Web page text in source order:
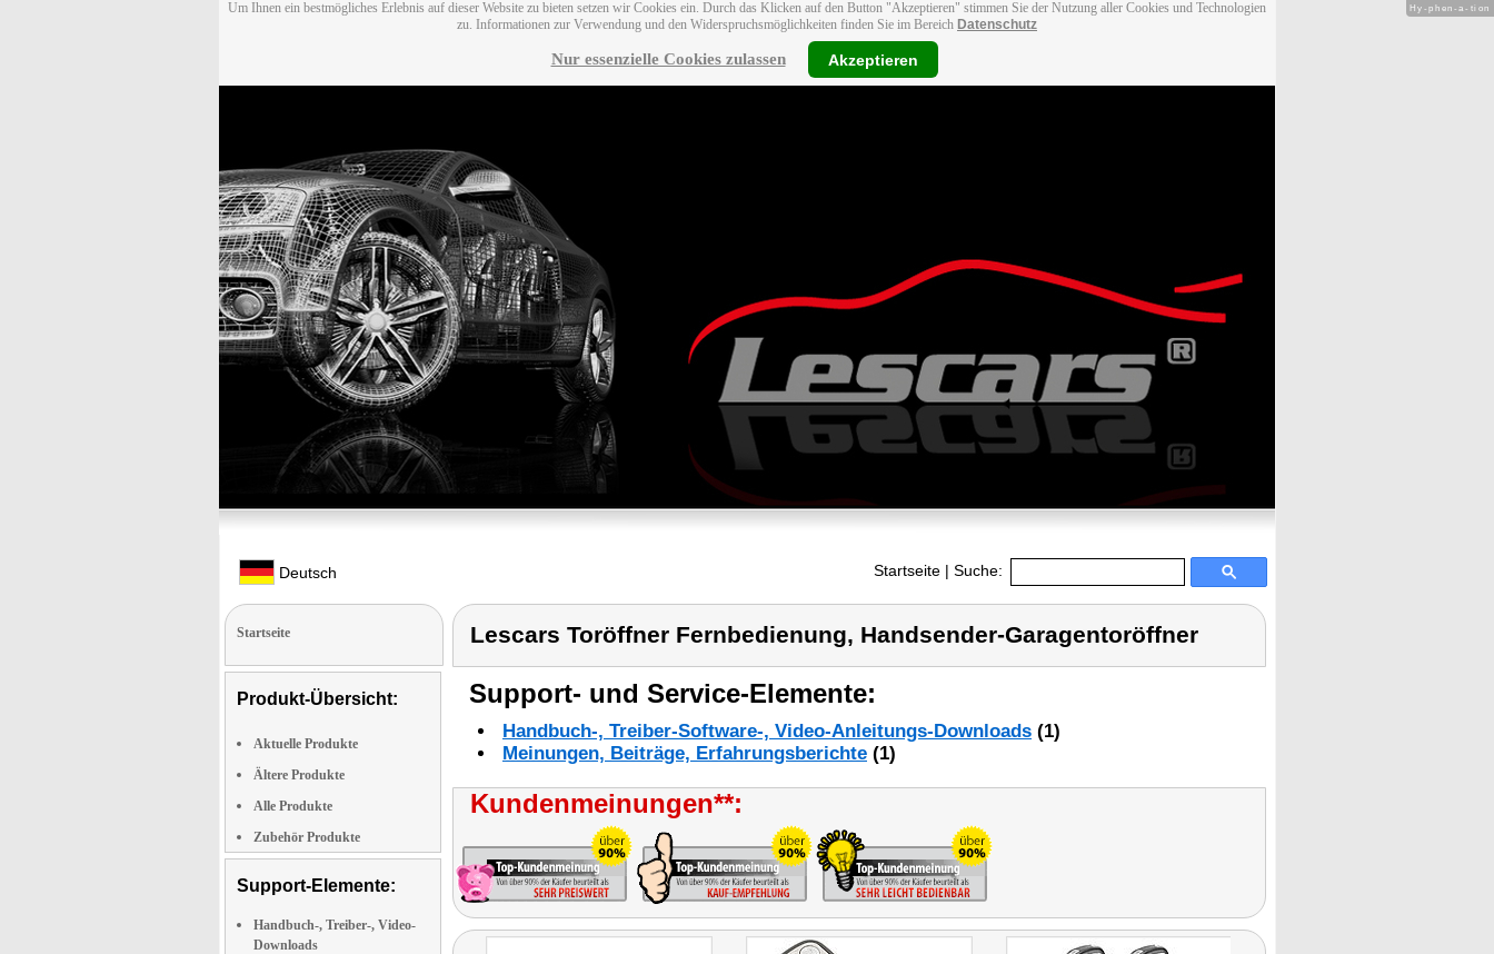
Um Ihnen ein bestmögliches Erlebnis auf dieser Website zu bieten setzen wir Cookies ein. Durch das Klicken auf den Button "Akzeptieren" stimmen Sie der Nutzung aller Cookies und Technologien
zu. Informationen zur Verwendung und den Widerspruchsmöglichkeiten finden Sie im Bereich Datenschutz
Nur essenzielle Cookies zulassen Akzeptieren
Deutsch Startseite | Suche:
Startseite
Produkt-Übersicht:
Aktuelle Produkte
Ältere Produkte
Alle Produkte
Zubehör Produkte
Support-Elemente:
Handbuch-, Treiber-, Video-
Downloads
Lescars Toröffner Fernbedienung, Handsender-Garagentoröffner
Support- und Service-Elemente:
Handbuch-, Treiber-Software-, Video-Anleitungs-Downloads (1)
Meinungen, Beiträge, Erfahrungsberichte (1)
Kundenmeinungen**:
Hy-phen-a-tion